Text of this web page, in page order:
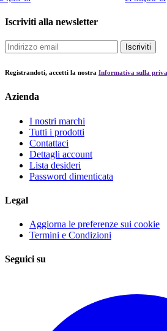
Iscriviti alla newsletter
Iscriviti
Registrandoti, accetti la nostra Informativa sulla
Azienda
I nostri marchi
Tutti i prodotti
Contattaci
Dettagli account
Lista desideri
Password dimenticata
Legal
Aggiorna le preferenze sui cookie
Termini e Condizioni
Seguici su